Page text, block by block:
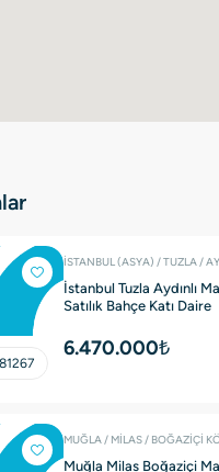
İSTANBUL (ASYA) / TUZLA /
İstanbul Tuzla Aydınlı
Satılık Bahçe Katı Daire
6.470.000₺
MUĞLA / MİLAS / BOĞAZİÇİ
Muğla Milas Boğaziçi